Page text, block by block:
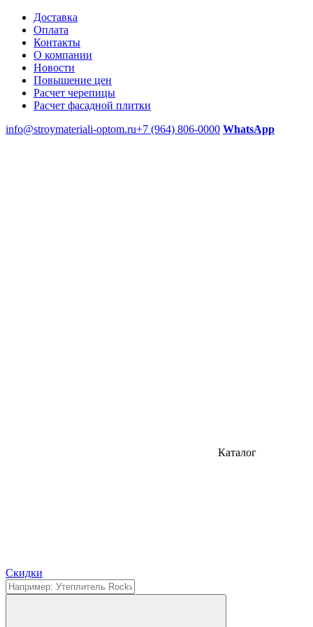
Доставка
Оплата
Контакты
О компании
Новости
Повышение цен
Расчет черепицы
Расчет фасадной плитки
info@stroymateriali-optom.ru+7 (964) 806-0000 WhatsApp
Каталог
Cкидки